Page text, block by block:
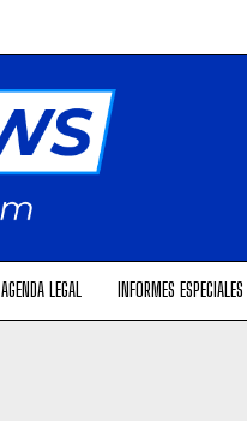
AGENDA LEGAL INFORMES ESPECIALES